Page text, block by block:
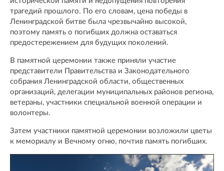
трагедий прошлого. По его словам, цена победы в
Ленинградской битве была чрезвычайно высокой,
поэтому память о погибших должна оставаться
предостережением для будущих поколений.
В памятной церемонии также приняли участие
представители Правительства и Законодательного
собрания Ленинградской области, общественных
организаций, делегации муниципальных районов региона,
ветераны, участники специальной военной операции и
волонтеры.
Затем участники памятной церемонии возложили цветы
к мемориалу и Вечному огню, почтив память погибших.